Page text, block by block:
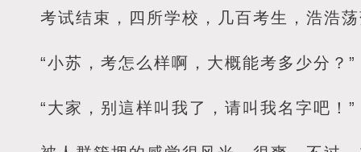
考试结束，四所学校，几百考生，浩浩
“小苏，考怎么样啊，大概能考多少分？”
“大家，别這样叫我了，请叫我名字吧！”